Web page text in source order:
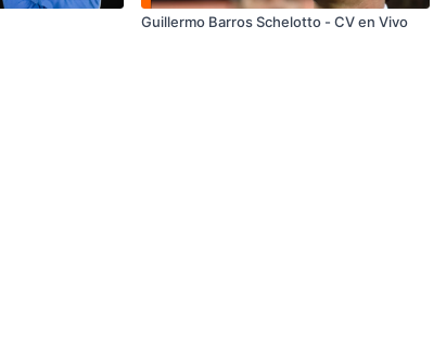
Guillermo Barros Schelotto - CV en Vivo